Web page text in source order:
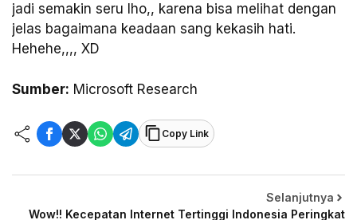
jadi semakin seru lho,, karena bisa melihat dengan
jelas bagaimana keadaan sang kekasih hati.
Hehehe,,,, XD
Sumber: Microsoft Research
Copy Link
Selanjutnya
Wow!! Kecepatan Internet Tertinggi Indonesia Peringkat